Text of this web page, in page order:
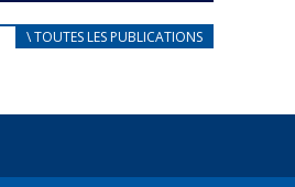
au mieux les réfugiés
\ TOUTES LES PUBLICATIONS